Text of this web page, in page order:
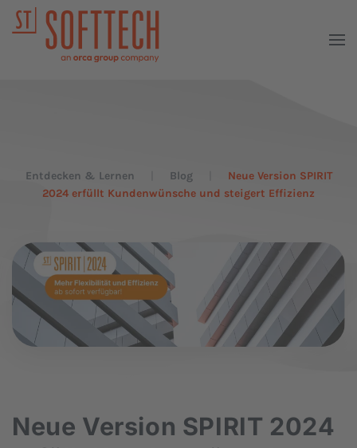
Entdecken & Lernen Blog
Neue Version SPIRIT
2024 erfüllt Kundenwünsche und steigert Effizienz
Neue Version SPIRIT 2024